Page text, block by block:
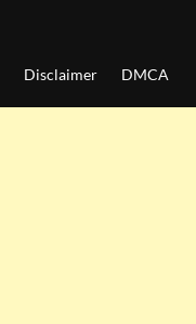
Disclaimer DMCA